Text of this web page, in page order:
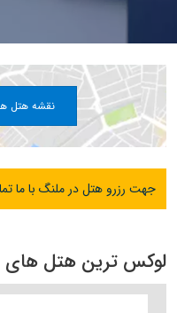
نقشه هتل
جهت رزرو هتل در ملنگ با ما
لوکس ترین هتل های